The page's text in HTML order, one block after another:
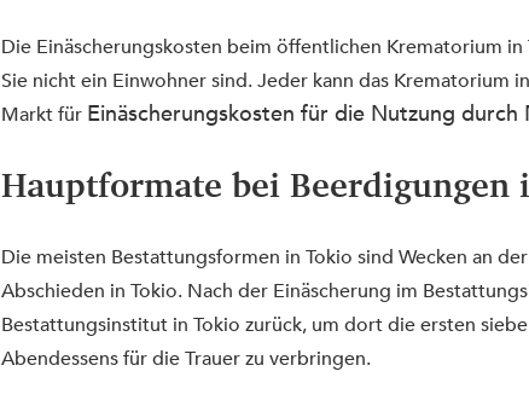
Die Einäscherungskosten beim öffentlichen Krematorium
Sie nicht ein Einwohner sind. Jeder kann das Krematorium
Markt für Einäscherungskosten für die Nutzung
Hauptformate bei Beerdigungen
Die meisten Bestattungsformen in Tokio sind Wecken an
Abschieden in Tokio. Nach der Einäscherung im
Bestattungsinstitut in Tokio zurück, um dort die ersten
Abendessens für die Trauer zu verbringen.